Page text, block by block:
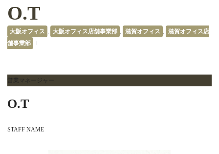
O.T
大阪オフィス , 大阪オフィス店舗事業部 , 滋賀オフィス ,
滋賀オフィス店
舗事業部
営業マネージャー
O.T
STAFF NAME